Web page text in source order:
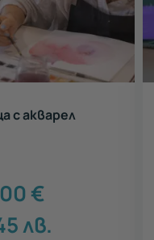
с акварел
€
лв.